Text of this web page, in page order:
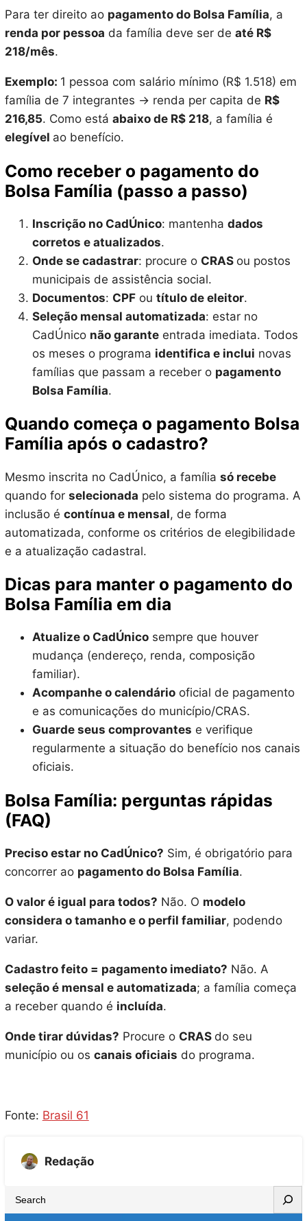
Para ter direito ao pagamento do Bolsa Família, a
renda por pessoa da família deve ser de até R$
218/mês.
Exemplo: 1 pessoa com salário mínimo (R$ 1.518) em
família de 7 integrantes → renda per capita de R$
216,85. Como está abaixo de R$ 218, a família é
elegível ao benefício.
Como receber o pagamento do
Bolsa Família (passo a passo)
Inscrição no CadÚnico: mantenha dados
corretos e atualizados.
Onde se cadastrar: procure o CRAS ou postos
municipais de assistência social.
Documentos: CPFou título de eleitor.
Seleção mensal automatizada: estar no
CadÚnico não garanteentrada imediata. Todos
os meses o programa identifica e inclui novas
famílias que passam a receber o pagamento
Bolsa Família.
Quando começa o pagamento Bolsa
Família após o cadastro?
Mesmo inscrita no CadÚnico, a família só recebe
quando for selecionada pelo sistema do programa. A
inclusão é contínua e mensal, de forma
automatizada, conforme os critérios de elegibilidade
e a atualização cadastral.
Dicas para manter o pagamento do
Bolsa Família em dia
Atualize o CadÚnicosempre que houver
mudança (endereço, renda, composição
familiar).
Acompanhe o calendáriooficial de pagamento
e as comunicações do município/CRAS.
Guarde seus comprovantes e verifique
regularmente a situação do benefício nos canais
oficiais.
Bolsa Família: perguntas rápidas
(FAQ)
Preciso estar no CadÚnico? Sim, é obrigatório para
concorrer ao pagamento do Bolsa Família.
O valor é igual para todos? Não. O modelo
considera o tamanho e o perfil familiar, podendo
variar.
Cadastro feito = pagamento imediato? Não. A
seleção é mensal e automatizada; a família começa
a receber quando é incluída.
Onde tirar dúvidas? Procure o CRAS do seu
município ou os canais oficiais do programa.
Fonte: Brasil 61
Redação
e